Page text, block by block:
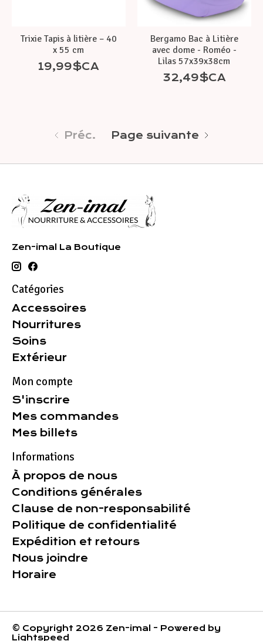
Trixie Tapis à litière – 40
x 55 cm
19,99$CA
Bergamo Bac à Litière
avec dome - Roméo -
Lilas 57x39x38cm
32,49$CA
Préc. Page suivante
Zen-imal La Boutique
Catégories
Accessoires
Nourritures
Soins
Extérieur
Mon compte
S'inscrire
Mes commandes
Mes billets
Informations
À propos de nous
Conditions générales
Clause de non-responsabilité
Politique de confidentialité
Expédition et retours
Nous joindre
Horaire
© Copyright 2026 Zen-imal - Powered by
Lightspeed